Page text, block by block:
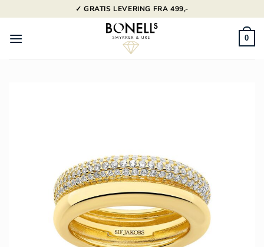
til
indhold
✓ GRATIS LEVERING FRA 499,-
0